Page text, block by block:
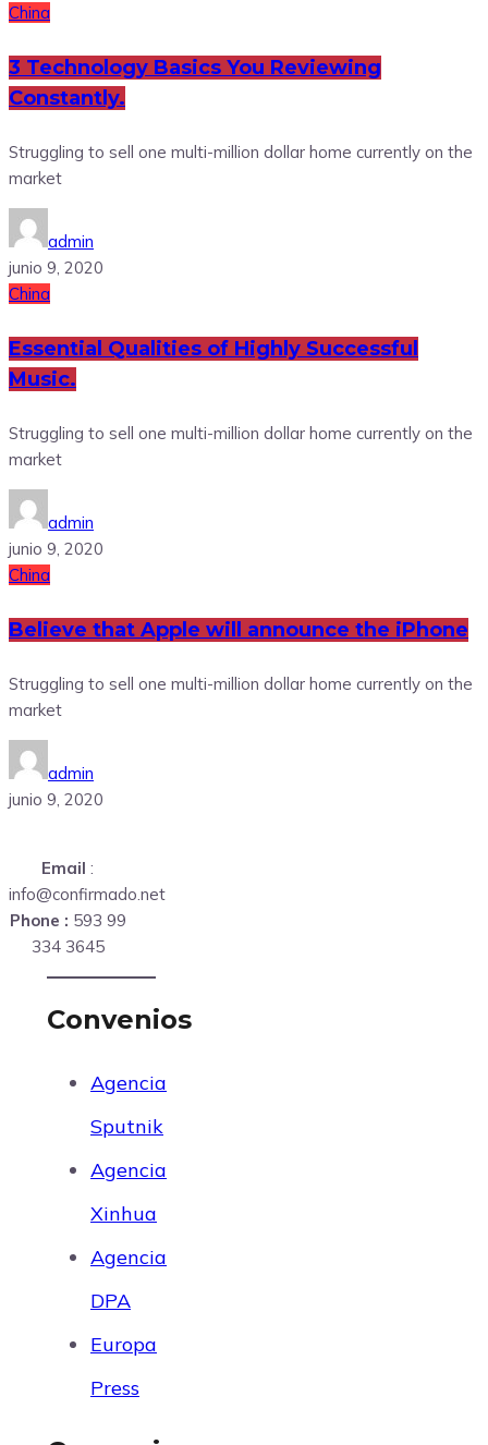
China
3 Technology Basics You Reviewing
Constantly.
Struggling to sell one multi-million dollar home currently on the
market
admin
junio 9, 2020
China
Essential Qualities of Highly Successful
Music.
Struggling to sell one multi-million dollar home currently on the
market
admin
junio 9, 2020
China
Believe that Apple will announce the iPhone
Struggling to sell one multi-million dollar home currently on the
market
admin
junio 9, 2020
Email :
info@confirmado.net
Phone : 593 99
334 3645
Convenios
Agencia
Sputnik
Agencia
Xinhua
Agencia
DPA
Europa
Press